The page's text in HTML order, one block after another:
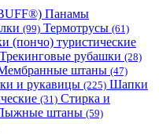
Панамы
(99) Термотрусы (61)
(пончо) туристические
Трекинговые рубашки (28)
штаны (47)
и рукавицы (225) Шапки
(31) Стирка и
штаны (59)